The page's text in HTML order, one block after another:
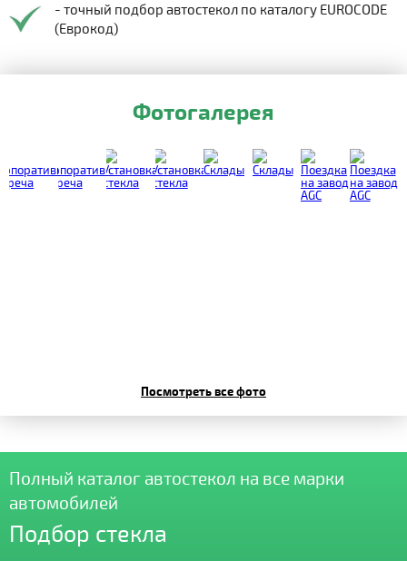
- точный подбор автостекол по каталогу EUROCODE
(Еврокод)
Фотогалерея
Посмотреть все фото
Полный каталог автостекол на все марки
автомобилей
Подбор стекла